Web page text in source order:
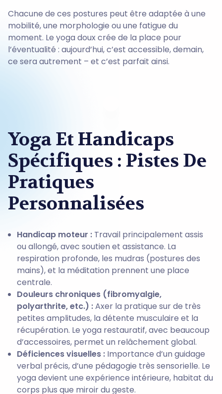
Chacune de ces postures peut être adaptée à une
mobilité, une morphologie ou une fatigue du
moment. Le yoga doux crée de la place pour
l’éventualité : aujourd’hui, c’est accessible, demain,
ce sera autrement – et c’est parfait ainsi.
Yoga Et Handicaps
Spécifiques : Pistes De
Pratiques
Personnalisées
Handicap moteur :Travail principalement assis
ou allongé, avec soutien et assistance. La
respiration profonde, les mudras (postures des
mains), et la méditation prennent une place
centrale.
Douleurs chroniques (fibromyalgie,
polyarthrite, etc.) :Axer la pratique sur de très
petites amplitudes, la détente musculaire et la
récupération. Le yoga restauratif, avec beaucoup
d’accessoires, permet un relâchement global.
Déficiences visuelles :Importance d’un guidage
verbal précis, d’une pédagogie très sensorielle. Le
yoga devient une expérience intérieure, habitat du
corps plus que miroir du geste.